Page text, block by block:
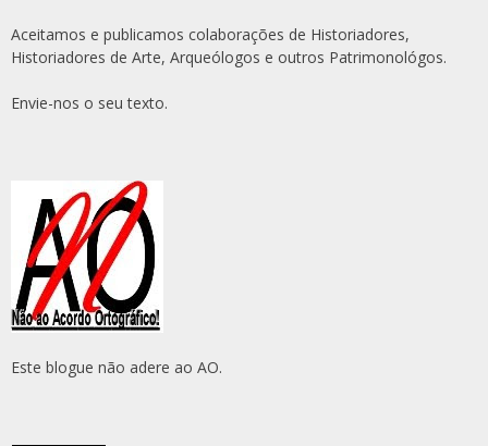
Aceitamos e publicamos colaborações de Historiadores,
Historiadores de Arte, Arqueólogos e outros Patrimonológos.
Envie-nos o seu texto.
Este blogue não adere ao AO.